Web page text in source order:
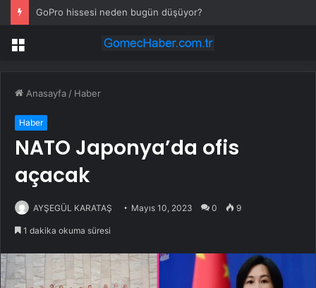
GoPro hissesi neden bugün düşüyor?
Menü
Anasayfa / Haber
Haber
NATO Japonya’da ofis
açacak
AYŞEGÜL KARATAŞ Mayıs 10, 2023 0 9
1 dakika okuma süresi